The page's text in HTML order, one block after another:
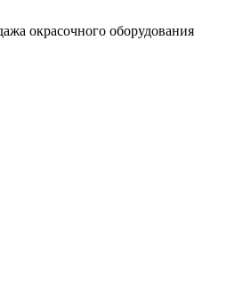
окрасочного оборудования